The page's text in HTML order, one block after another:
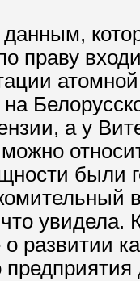
праву
а у
были
увидела.
развитии